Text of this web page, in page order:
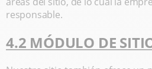
responsable.
4.2 MÓDULO DE